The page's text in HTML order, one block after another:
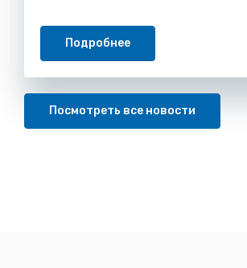
Подробнее
Посмотреть все новости